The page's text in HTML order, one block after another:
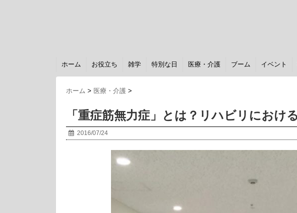
ホーム お役立ち 雑学 特別な日 医療・介護 ブーム イベント
ホーム > 医療・介護 >
「重症筋無力症」とは？リハビリにおけ
2016/07/24